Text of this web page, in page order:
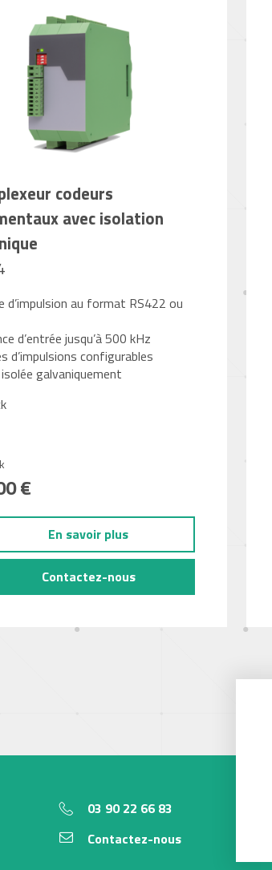
codeurs
avec isolation
d’impulsion au format RS422 ou
d’entrée jusqu’à 500 kHz
d’impulsions configurables
galvaniquement
€
En savoir plus
Contactez-nous
03 90 22 66 83
Contactez-nous